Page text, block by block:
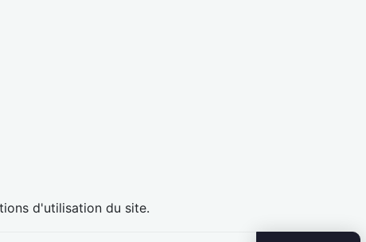
d'utilisation du site.